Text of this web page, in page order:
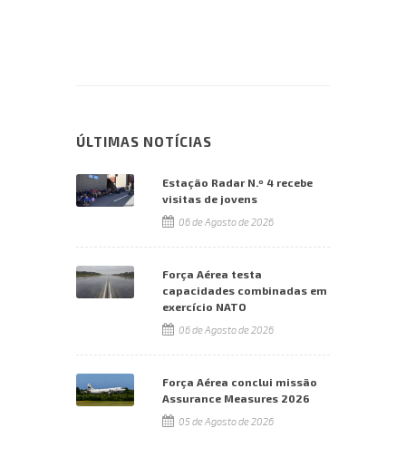
ÚLTIMAS NOTÍCIAS
Estação Radar N.º 4 recebe
visitas de jovens
06 de Agosto de 2026
Força Aérea testa
capacidades combinadas em
exercício NATO
06 de Agosto de 2026
Força Aérea conclui missão
Assurance Measures 2026
05 de Agosto de 2026